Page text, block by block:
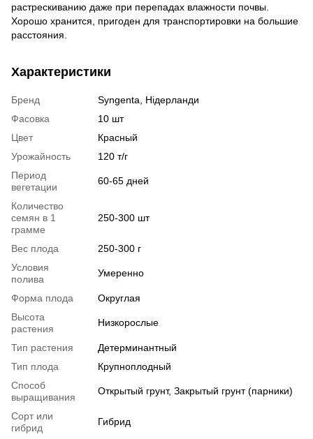
растрескиванию даже при перепадах влажности почвы.
Хорошо хранится, пригоден для транспортировки на большие
расстояния.
Характеристики
Бренд
Syngenta, Нідерланди
Фасовка
10 шт
Цвет
Красный
Урожайность
120 т/г
Период
вегетации
60-65 дней
Количество
семян в 1
грамме
250-300 шт
Вес плода
250-300 г
Условия
полива
Умеренно
Форма плода
Округлая
Высота
растения
Низкорослые
Тип растения
Детерминантный
Тип плода
Крупноплодный
Способ
выращивания
Открытый грунт, Закрытый грунт (парники)
Сорт или
гибрид
Гибрид